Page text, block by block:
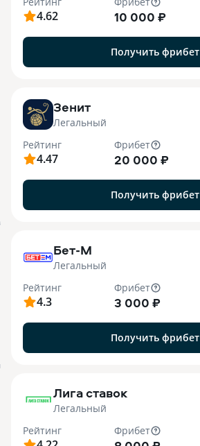
4.62 10 000 ₽
Получить фрибет
Зенит
Легальный
Рейтинг
4.47
Фрибет
20 000 ₽
Получить фрибет
Бет-М
Легальный
Рейтинг
4.3
Фрибет
3 000 ₽
Получить фрибет
Лига ставок
Легальный
Рейтинг
Фрибет